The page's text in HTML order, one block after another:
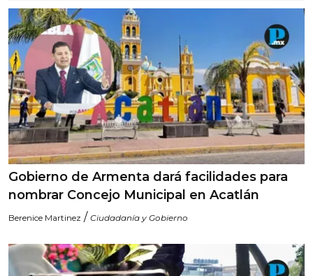
Gobierno de Armenta dará facilidades para
nombrar Concejo Municipal en Acatlán
Berenice Martinez / Ciudadanía y Gobierno